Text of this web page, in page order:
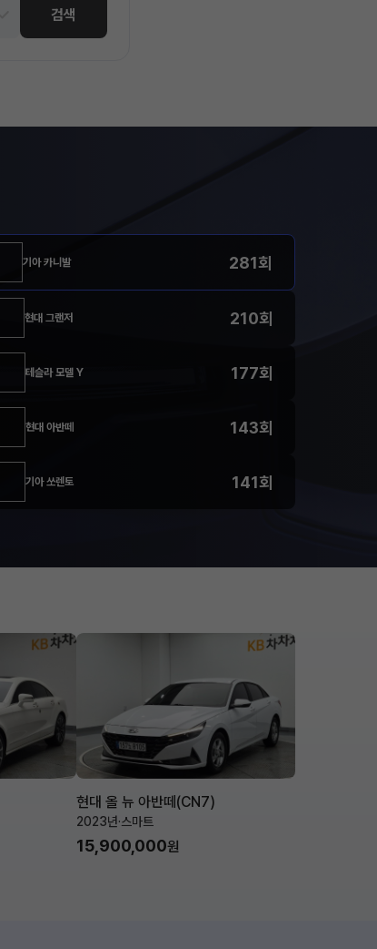
검색
기아 카니발 281회
현대 그랜저 210회
테슬라 모델 Y 177회
현대 아반떼 143회
기아 쏘렌토 141회
현대 올 뉴 아반떼(CN7)
2023년·스마트
15,900,000원